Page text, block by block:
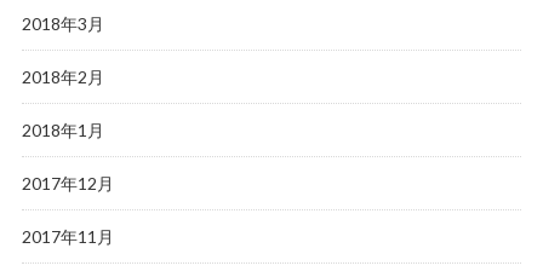
2018年3月
2018年2月
2018年1月
2017年12月
2017年11月